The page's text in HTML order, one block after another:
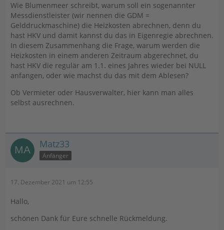
Wie Blumenmeer schreibt, warum soll ein sogenannter
Messdienstleister (wir nennen die GDM =
Gelddruckmaschine) die Heizkosten abrechnen, denn du
hast HKV und damit kannst du das in Eigenregie abrechnen.
In diesem Zusammenhang die Frage, warum werden die
Heizkosten in einem anderen Zeitraum abgerechnet, du
hast HKV die regulär am 1.1. eines Jahres wieder bei NULL
anfangen, oder wie machst du das mit dem Ablesen?
Ob Vermieter oder Hausverwalter, hier kann man alles
selbst ausrechnen.
Matz33
Anfänger
17. Dezember 2021 um 12:55
Hallo,
schönen Dank für Eure schnelle Rückmeldung.